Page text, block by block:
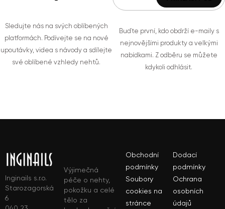
Sledujte nás na svých oblíbených
platformách. Podívejte se na nové
upoutávky, videa s návody a sdílejte
své oblíbené vzhledy nehtů.
Buďte první, kdo obdrží e-maily s
nejnovějšími produkty a velkými
nabídkami. Z odběru se můžete
kdykoli odhlásit.
Inginails s.r.o.
Starozagorská
6
Výjimečná
péče o nehty,
pokožku a celé
tělo za
Obchodní
podmínky
Dodací
podmínky
Soubory
cookies na
stránce
Ochrana
osobních
údajů